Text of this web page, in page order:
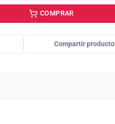
COMPRAR
Compartir producto